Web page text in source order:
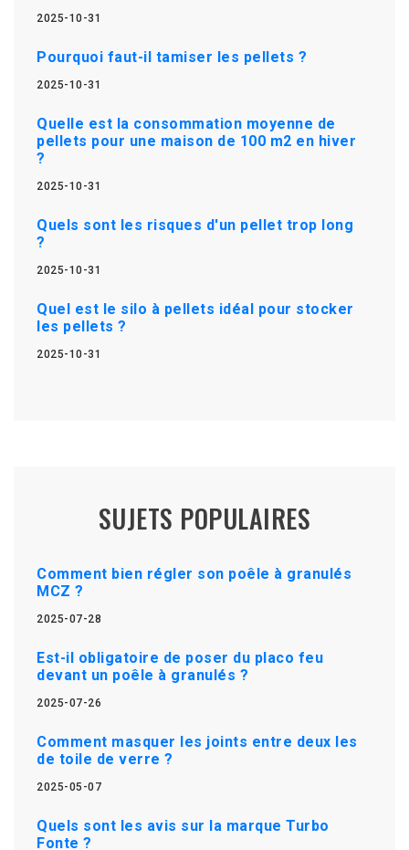
2025-10-31
Pourquoi faut-il tamiser les pellets ?
2025-10-31
Quelle est la consommation moyenne de
pellets pour une maison de 100 m2 en hiver
?
2025-10-31
Quels sont les risques d'un pellet trop long
?
2025-10-31
Quel est le silo à pellets idéal pour stocker
les pellets ?
2025-10-31
SUJETS POPULAIRES
Comment bien régler son poêle à granulés
MCZ ?
2025-07-28
Est-il obligatoire de poser du placo feu
devant un poêle à granulés ?
2025-07-26
Comment masquer les joints entre deux les
de toile de verre ?
2025-05-07
Quels sont les avis sur la marque Turbo
Fonte ?